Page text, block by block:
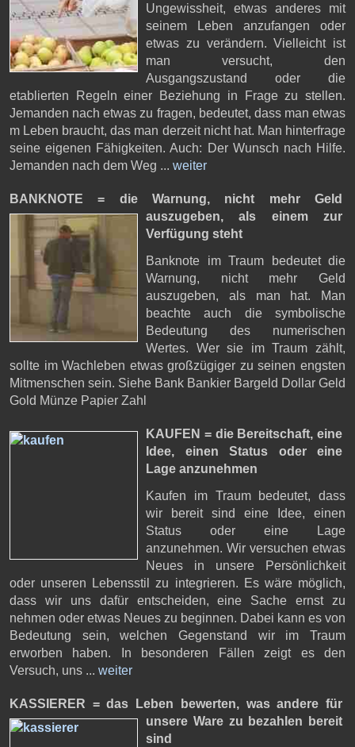
Ungewissheit, etwas anderes mit
seinem Leben anzufangen oder
etwas zu verändern. Vielleicht ist
man versucht, den
Ausgangszustand oder die
etablierten Regeln einer Beziehung in Frage zu stellen.
Jemanden nach etwas zu fragen, bedeutet, dass man etwas
m Leben braucht, das man derzeit nicht hat. Man hinterfrage
seine eigenen Fähigkeiten. Auch: Der Wunsch nach Hilfe.
Jemanden nach dem Weg ... weiter
BANKNOTE = die Warnung, nicht mehr Geld
auszugeben,als einem zur
Verfügung steht
Banknote im Traum bedeutet die
Warnung, nicht mehr Geld
auszugeben, als man hat. Man
beachte auch die symbolische
Bedeutung des numerischen
Wertes. Wer sie im Traum zählt,
sollte im Wachleben etwas großzügiger zu seinen engsten
Mitmenschen sein. Siehe Bank Bankier Bargeld Dollar Geld
Gold Münze Papier Zahl
KAUFEN = die Bereitschaft, eine
Idee, einen Status oder eine
Lage anzunehmen
Kaufen im Traum bedeutet, dass
wir bereit sind eine Idee, einen
Status oder eine Lage
anzunehmen. Wir versuchen etwas
Neues in unsere Persönlichkeit
oder unseren Lebensstil zu integrieren. Es wäre möglich,
dass wir uns dafür entscheiden, eine Sache ernst zu
nehmen oder etwas Neues zu beginnen. Dabei kann es von
Bedeutung sein, welchen Gegenstand wir im Traum
erworben haben. In besonderen Fällen zeigt es den
Versuch, uns ... weiter
KASSIERER = das Leben bewerten, was andere für
unsere Ware zu bezahlen bereit
sind